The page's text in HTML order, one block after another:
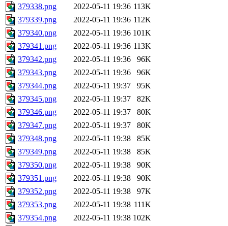
379338.png
2022-05-11 19:36 113K
379339.png
2022-05-11 19:36 112K
379340.png
2022-05-11 19:36 101K
379341.png
2022-05-11 19:36 113K
379342.png
2022-05-11 19:36
96K
379343.png
2022-05-11 19:36
96K
379344.png
2022-05-11 19:37
95K
379345.png
2022-05-11 19:37
82K
379346.png
2022-05-11 19:37
80K
379347.png
2022-05-11 19:37
80K
379348.png
2022-05-11 19:38
85K
379349.png
2022-05-11 19:38
85K
379350.png
2022-05-11 19:38
90K
379351.png
2022-05-11 19:38
90K
379352.png
2022-05-11 19:38
97K
379353.png
2022-05-11 19:38 111K
379354.png
2022-05-11 19:38 102K